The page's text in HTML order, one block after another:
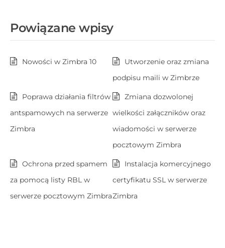
Powiązane wpisy
Nowości w Zimbra 10
Utworzenie oraz zmiana
podpisu maili w Zimbrze
Poprawa działania filtrów
antspamowych na serwerze
Zimbra
Zmiana dozwolonej
wielkości załączników oraz
wiadomości w serwerze
pocztowym Zimbra
Ochrona przed spamem
za pomocą listy RBL w
serwerze pocztowym Zimbra
Instalacja komercyjnego
certyfikatu SSL w serwerze
Zimbra